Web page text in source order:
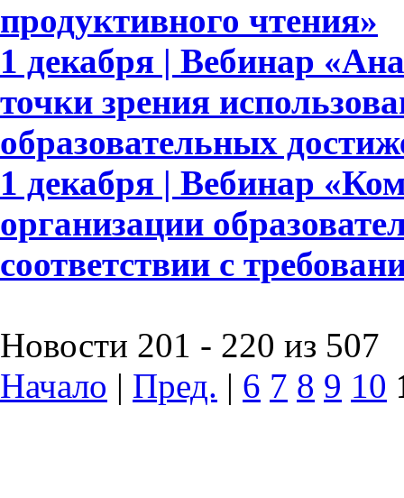
продуктивного чтения»
1 декабря | Вебинар
точки зрения
образовательных
1 декабря | Вебинар
организации
соответствии с
Новости 201 - 220 из 507
Начало | Пред. | 6 7 8 9 10